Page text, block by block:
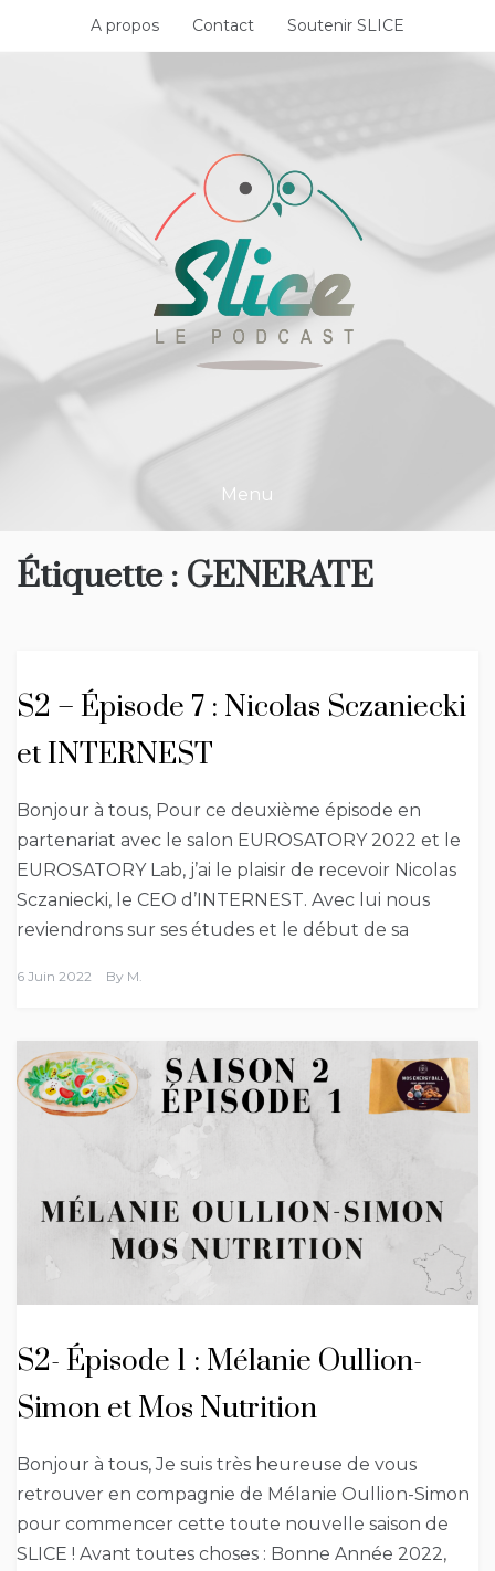
A propos Contact Soutenir SLICE
Menu
Étiquette : GENERATE
S2 – Épisode 7 : Nicolas Sczaniecki
et INTERNEST
Bonjour à tous, Pour ce deuxième épisode en
partenariat avec le salon EUROSATORY 2022 et le
EUROSATORY Lab, j’ai le plaisir de recevoir Nicolas
Sczaniecki, le CEO d’INTERNEST. Avec lui nous
reviendrons sur ses études et le début de sa
6 Juin 2022 By M.
S2- Épisode 1 : Mélanie Oullion-
Simon et Mos Nutrition
Bonjour à tous, Je suis très heureuse de vous
retrouver en compagnie de Mélanie Oullion-Simon
pour commencer cette toute nouvelle saison de
SLICE ! Avant toutes choses : Bonne Année 2022,